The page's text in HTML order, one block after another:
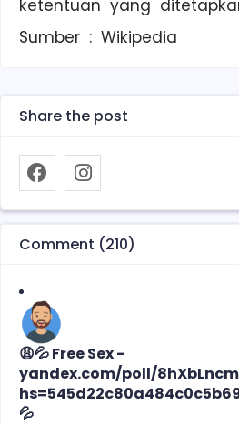
ketentuan yang
Sumber : Wikipedia
Share the post
Comment (210)
😩💦 Free Sex -
yandex.com/poll/
💦